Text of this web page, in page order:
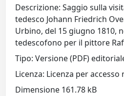
Descrizione: Saggio sulla
tedesco Johann Friedrich
Urbino, del 15 giugno 1810,
tedescofono per il pittore
Tipo: Versione (PDF)
Licenza: Licenza per accesso
Dimensione 161.78 kB